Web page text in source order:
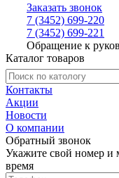
Заказать звонок
7 (3452) 699-220
7 (3452) 699-221
Обращение к
Каталог товаров
Контакты
Акции
Новости
О компании
Обратный звонок
Укажите свой номер и
время